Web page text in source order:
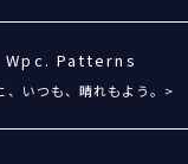
Wpc. Patterns
、いつも、晴れもよう。>